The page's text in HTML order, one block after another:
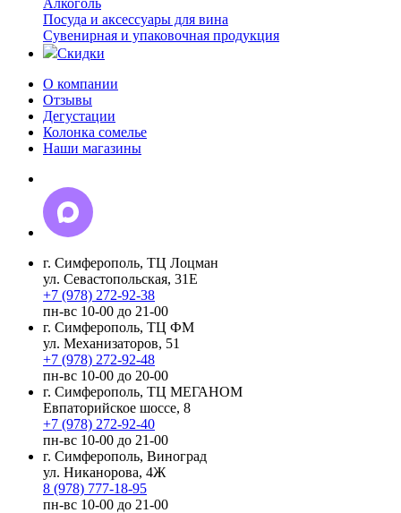
Алкоголь
Посуда и аксессуары для вина
Сувенирная и упаковочная продукция
Скидки
О компании
Отзывы
Дегустации
Колонка сомелье
Наши магазины
г. Симферополь, ТЦ Лоцман
ул. Севастопольская, 31Е
+7 (978) 272-92-38
пн-вс 10-00 до 21-00
г. Симферополь, ТЦ ФМ
ул. Механизаторов, 51
+7 (978) 272-92-48
пн-вс 10-00 до 20-00
г. Симферополь, ТЦ МЕГАНОМ
Евпаторийское шоссе, 8
+7 (978) 272-92-40
пн-вс 10-00 до 21-00
г. Симферополь, Виноград
ул. Никанорова, 4Ж
8 (978) 777-18-95
пн-вс 10-00 до 21-00